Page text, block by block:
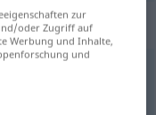
zur
oder Zugriff auf
Werbung und Inhalte,
und